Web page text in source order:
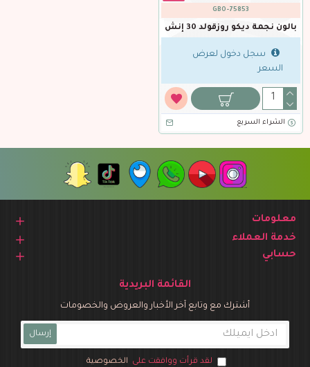
GBO-75853
بالون نجمة ديكو روزقولد 30 إنش
سجل دخول لعرض
السعر
الشراء السريع
معلومات
خدمة العملاء
حسابي
القائمة البريدية
أشترك مع وتابع آخر الأخبار والعروض والخصومات
إرسال
لقد قرأت ووافقت على الخصوصية